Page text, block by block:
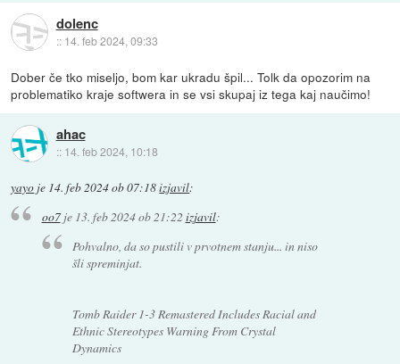
dolenc
:: 14. feb 2024, 09:33
Dober če tko miseljo, bom kar ukradu špil... Tolk da opozorim na
problematiko kraje softwera in se vsi skupaj iz tega kaj naučimo!
ahac
:: 14. feb 2024, 10:18
yayo je 14. feb 2024 ob 07:18izjavil:
oo7je 13. feb 2024 ob 21:22 izjavil:
Pohvalno, da so pustili v prvotnem stanju... in niso
šli spreminjat.
Tomb Raider 1-3 Remastered Includes Racial and
Ethnic Stereotypes Warning From Crystal
Dynamics